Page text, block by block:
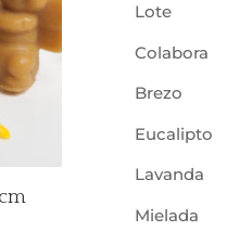
Lote
Colabora
Brezo
Eucalipto
Lavanda
Mielada